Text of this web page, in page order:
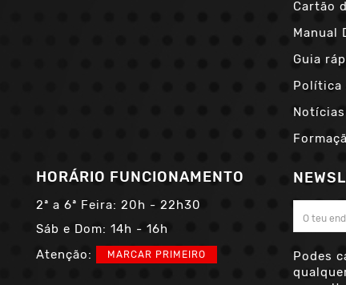
Cartão
Manual
Guia
Política
Notícias
HORÁRIO FUNCIONAMENTO
2ª a 6ª Feira: 20h - 22h30
Sáb e Dom: 14h - 16h
Atenção:
MARCAR PRIMEIRO
Podes